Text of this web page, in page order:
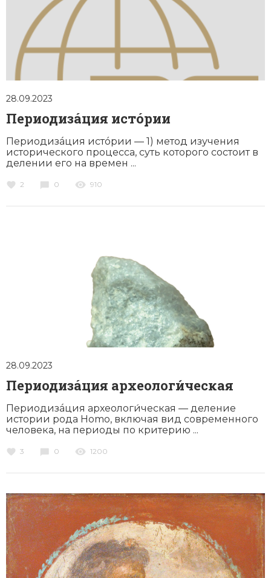
28.09.2023
Периодизáция истóрии
Периодизáция истóрии — 1) метод изучения
исторического процесса, суть которого состоит в
делении его на времен ...
2 0 910
28.09.2023
Периодизáция археологи́ческая
Периодизáция археологи́ческая — деление
истории рода Homo, включая вид современного
человека, на периоды по критерию ...
3 0 1200